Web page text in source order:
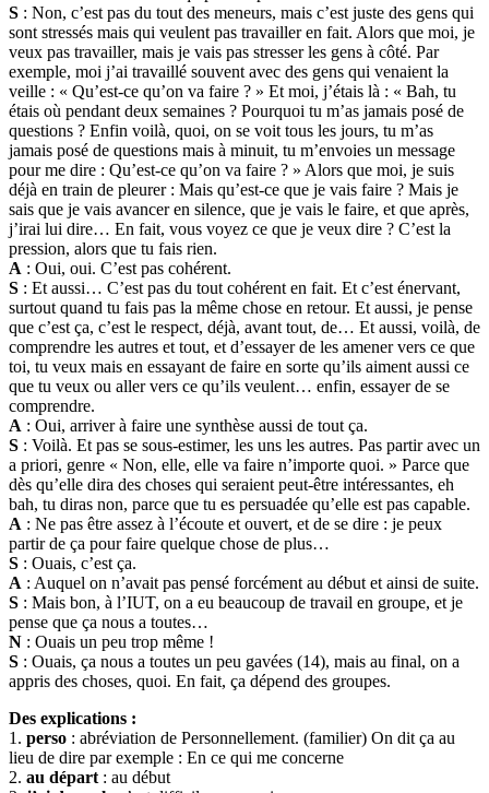
S : Non, c’est pas du tout des meneurs, mais c’est juste des gens qui
sont stressés mais qui veulent pas travailler en fait. Alors que moi, je
veux pas travailler, mais je vais pas stresser les gens à côté. Par
exemple, moi j’ai travaillé souvent avec des gens qui venaient la
veille : « Qu’est-ce qu’on va faire ? » Et moi, j’étais là : « Bah, tu
étais où pendant deux semaines ? Pourquoi tu m’as jamais posé de
questions ? Enfin voilà, quoi, on se voit tous les jours, tu m’as
jamais posé de questions mais à minuit, tu m’envoies un message
pour me dire : Qu’est-ce qu’on va faire ? » Alors que moi, je suis
déjà en train de pleurer : Mais qu’est-ce que je vais faire ? Mais je
sais que je vais avancer en silence, que je vais le faire, et que après,
j’irai lui dire… En fait, vous voyez ce que je veux dire ? C’est la
pression, alors que tu fais rien.
A : Oui, oui. C’est pas cohérent.
S : Et aussi… C’est pas du tout cohérent en fait. Et c’est énervant,
surtout quand tu fais pas la même chose en retour. Et aussi, je pense
que c’est ça, c’est le respect, déjà, avant tout, de… Et aussi, voilà, de
comprendre les autres et tout, et d’essayer de les amener vers ce que
toi, tu veux mais en essayant de faire en sorte qu’ils aiment aussi ce
que tu veux ou aller vers ce qu’ils veulent… enfin, essayer de se
comprendre.
A : Oui, arriver à faire une synthèse aussi de tout ça.
S : Voilà. Et pas se sous-estimer, les uns les autres. Pas partir avec un
a priori, genre « Non, elle, elle va faire n’importe quoi. » Parce que
dès qu’elle dira des choses qui seraient peut-être intéressantes, eh
bah, tu diras non, parce que tu es persuadée qu’elle est pas capable.
A : Ne pas être assez à l’écoute et ouvert, et de se dire : je peux
partir de ça pour faire quelque chose de plus…
S : Ouais, c’est ça.
A : Auquel on n’avait pas pensé forcément au début et ainsi de suite.
S : Mais bon, à l’IUT, on a eu beaucoup de travail en groupe, et je
pense que ça nous a toutes…
N : Ouais un peu trop même !
S : Ouais, ça nous a toutes un peu gavées (14), mais au final, on a
appris des choses, quoi. En fait, ça dépend des groupes.
Des explications :
1. perso : abréviation de Personnellement. (familier) On dit ça au
lieu de dire par exemple : En ce qui me concerne
2. au départ : au début